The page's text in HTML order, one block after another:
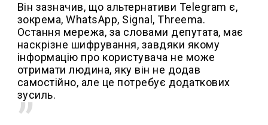
Він зазначив, що альтернативи Telegram є,
зокрема, WhatsApp, Signal, Threema.
Остання мережа, за словами депутата, має
наскрізне шифрування, завдяки якому
інформацію про користувача не може
отримати людина, яку він не додав
самостійно, але це потребує додаткових
зусиль.